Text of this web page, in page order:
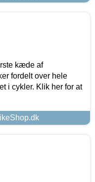
kæde af
fordelt over hele
i cykler. Klik her for at